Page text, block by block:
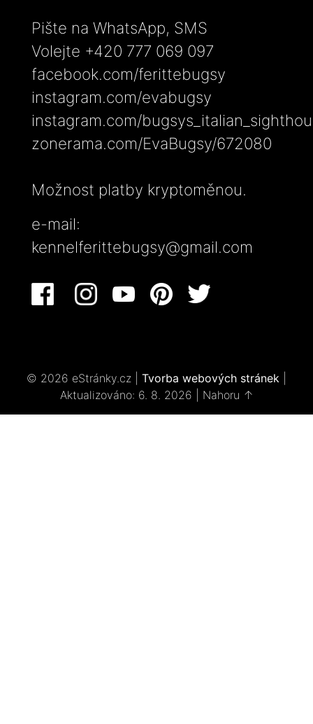
Pište na WhatsApp, SMS
Volejte +420 777 069 097
facebook.com/ferittebugsy
instagram.com/evabugsy
instagram.com/
zonerama.com/EvaBugsy/672080
Možnost platby kryptoměnou.
e-mail:
kennelferittebugsy@gmail.com
© 2026 eStránky.cz Tvorba webových stránek
Aktualizováno: 6. 8. 2026
Nahoru ↑